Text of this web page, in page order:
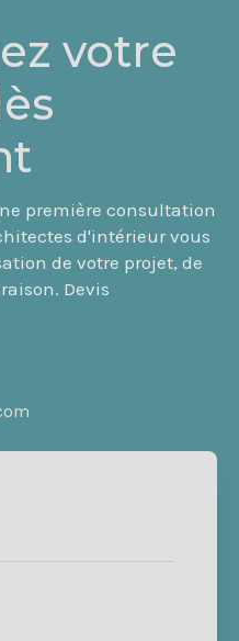
votre
première consultation
d'intérieur vous
de votre projet, de
Devis